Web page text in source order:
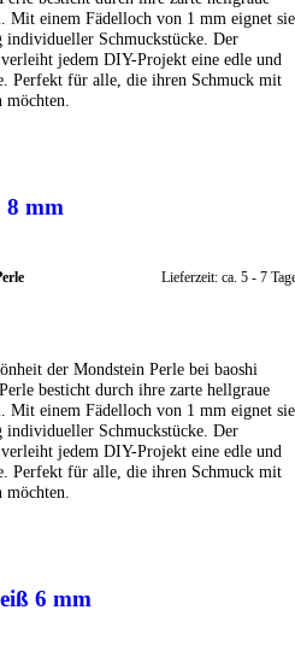
Mit einem Fädelloch von 1 mm eignet sie
individueller Schmuckstücke. Der
jedem DIY-Projekt eine edle und
Perfekt für alle, die ihren Schmuck mit
8 mm
Lieferzeit: ca. 5 - 7
der Mondstein Perle bei baoshi
besticht durch ihre zarte hellgraue
Mit einem Fädelloch von 1 mm eignet sie
individueller Schmuckstücke. Der
jedem DIY-Projekt eine edle und
Perfekt für alle, die ihren Schmuck mit
6 mm